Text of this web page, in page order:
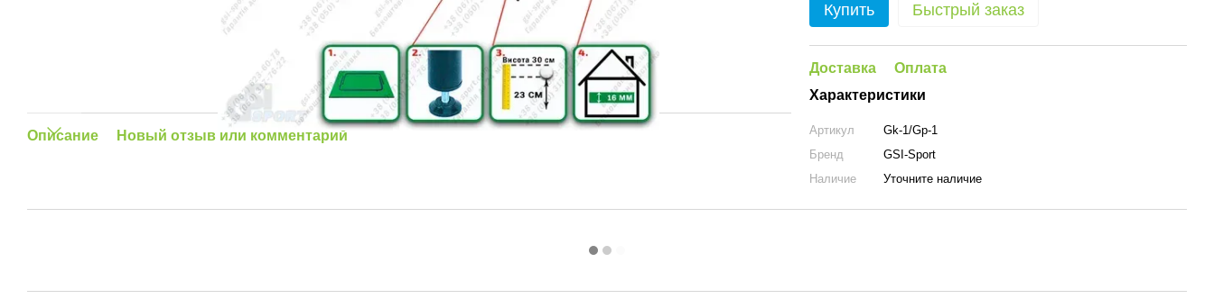
Описание Новый отзыв или комментарий
Купить Быстрый заказ
Доставка
Оплата
Характеристики
Артикул
Gk-1/Gp-1
Бренд
GSI-Sport
Наличие
Уточните наличие